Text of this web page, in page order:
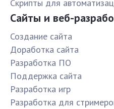
Скрипты для
Сайты и веб-
Создание сайта
Доработка сайта
Разработка ПО
Поддержка сайта
Разработка игр
Разработка для